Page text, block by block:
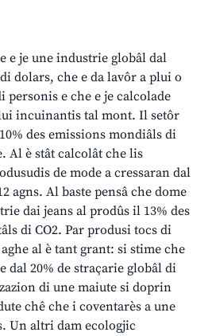
e je une industrie globâl dal
dolars, che e da lavôr a plui o
e che e je calcolade
incuinantis tal mont. Il setôr
des emissions mondiâls di
Al è stât calcolât che lis
de mode a cressaran dal
agns. Al baste pensâ che dome
dai jeans al prodûs il 13% des
di CO2. Par produsi tocs di
al è tant grant: si stime che
dal 20% de straçarie globâl di
di une maiute si doprin
chê che i coventarès a une
Un altri dam ecologjic